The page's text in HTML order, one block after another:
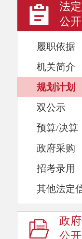
法
公
履职依据
机关简介
规划计划
双公示
预算/决算
政府采购
招考录用
其他法定
政
公